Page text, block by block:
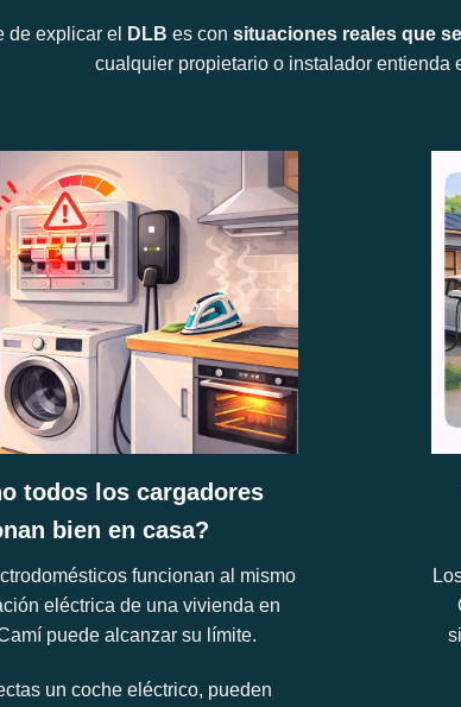
de explicar el DLB es con situaciones reales que
cualquier propietario o instalador entienda
todos los cargadores
bien en casa?
funcionan al mismo
eléctrica de una vivienda en
puede alcanzar su límite.
un coche eléctrico, pueden